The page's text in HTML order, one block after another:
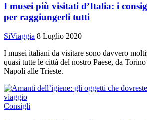
I musei più visitati d’Italia: i
per raggiungerli tutti
SiViaggia 8 Luglio 2020
I musei italiani da visitare sono davvero
quasi tutte le città del nostro Paese, da
Napoli alle Trieste.
Consigli